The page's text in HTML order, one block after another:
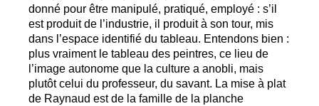
donné pour être manipulé, pratiqué, employé : s’il
est produit de l’industrie, il produit à son tour, mis
dans l’espace identifié du tableau. Entendons bien :
plus vraiment le tableau des peintres, ce lieu de
l’image autonome que la culture a anobli, mais
plutôt celui du professeur, du savant. La mise à plat
de Raynaud est de la famille de la planche